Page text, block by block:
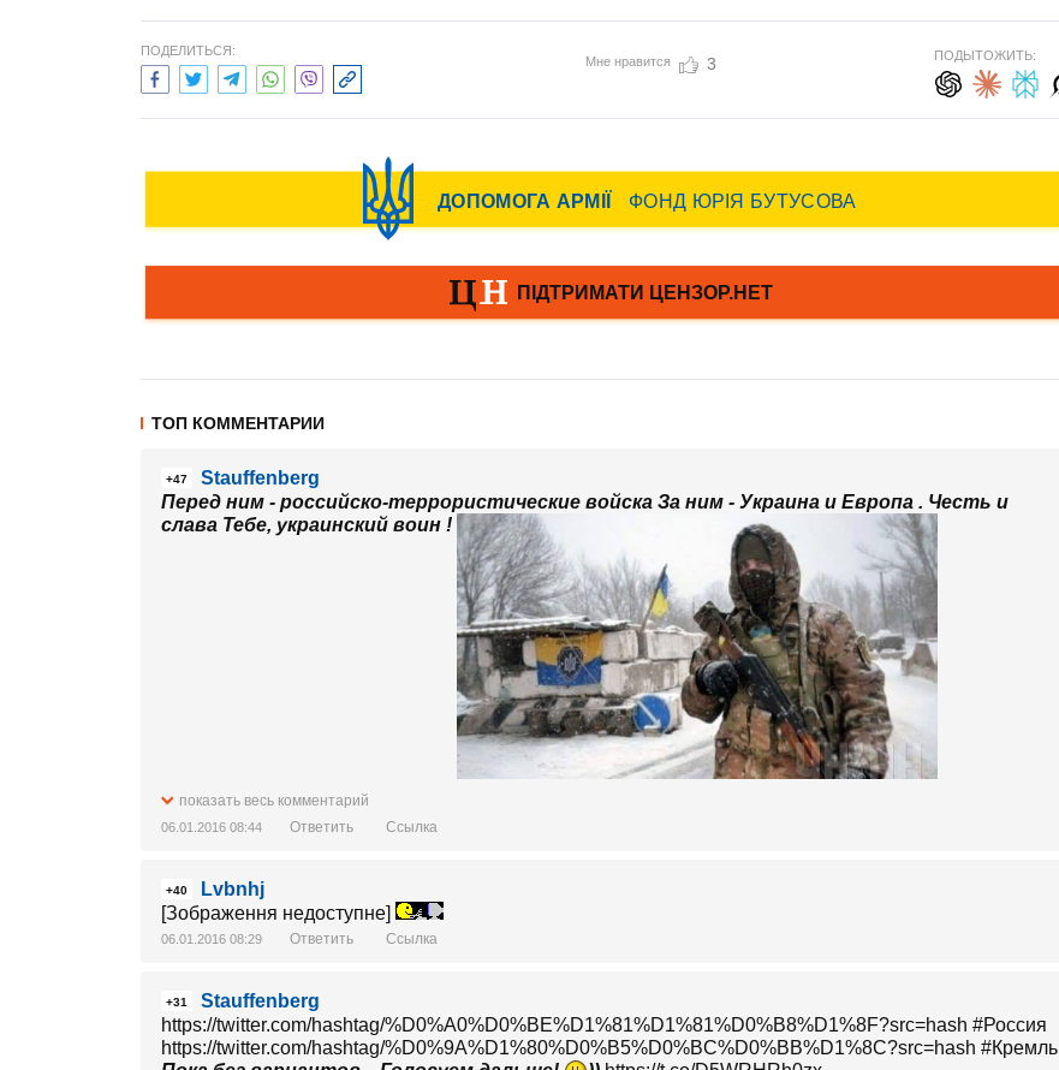
ПОДЕЛИТЬСЯ:
Мне нравится 3 ПОДЫТОЖИТЬ:
ТОП КОММЕНТАРИИ
+47
Stauffenberg
Перед ним - российско-террористические войска За ним - Украина и Европа . Честь и
слава Тебе, украинский воин !
показать весь комментарий
06.01.2016 08:44 Ответить Ссылка
+40
Lvbnhj
[Зображення недоступне]
06.01.2016 08:29 Ответить Ссылка
+31
Stauffenberg
https://twitter.com/hashtag/%D0%A0%D0%BE%D1%81%D1%81%D0%B8%D1%8F?src=hash #Россия
https://twitter.com/hashtag/%D0%9A%D1%80%D0%B5%D0%BC%D0%BB%D1%8C?src=hash #Кремль